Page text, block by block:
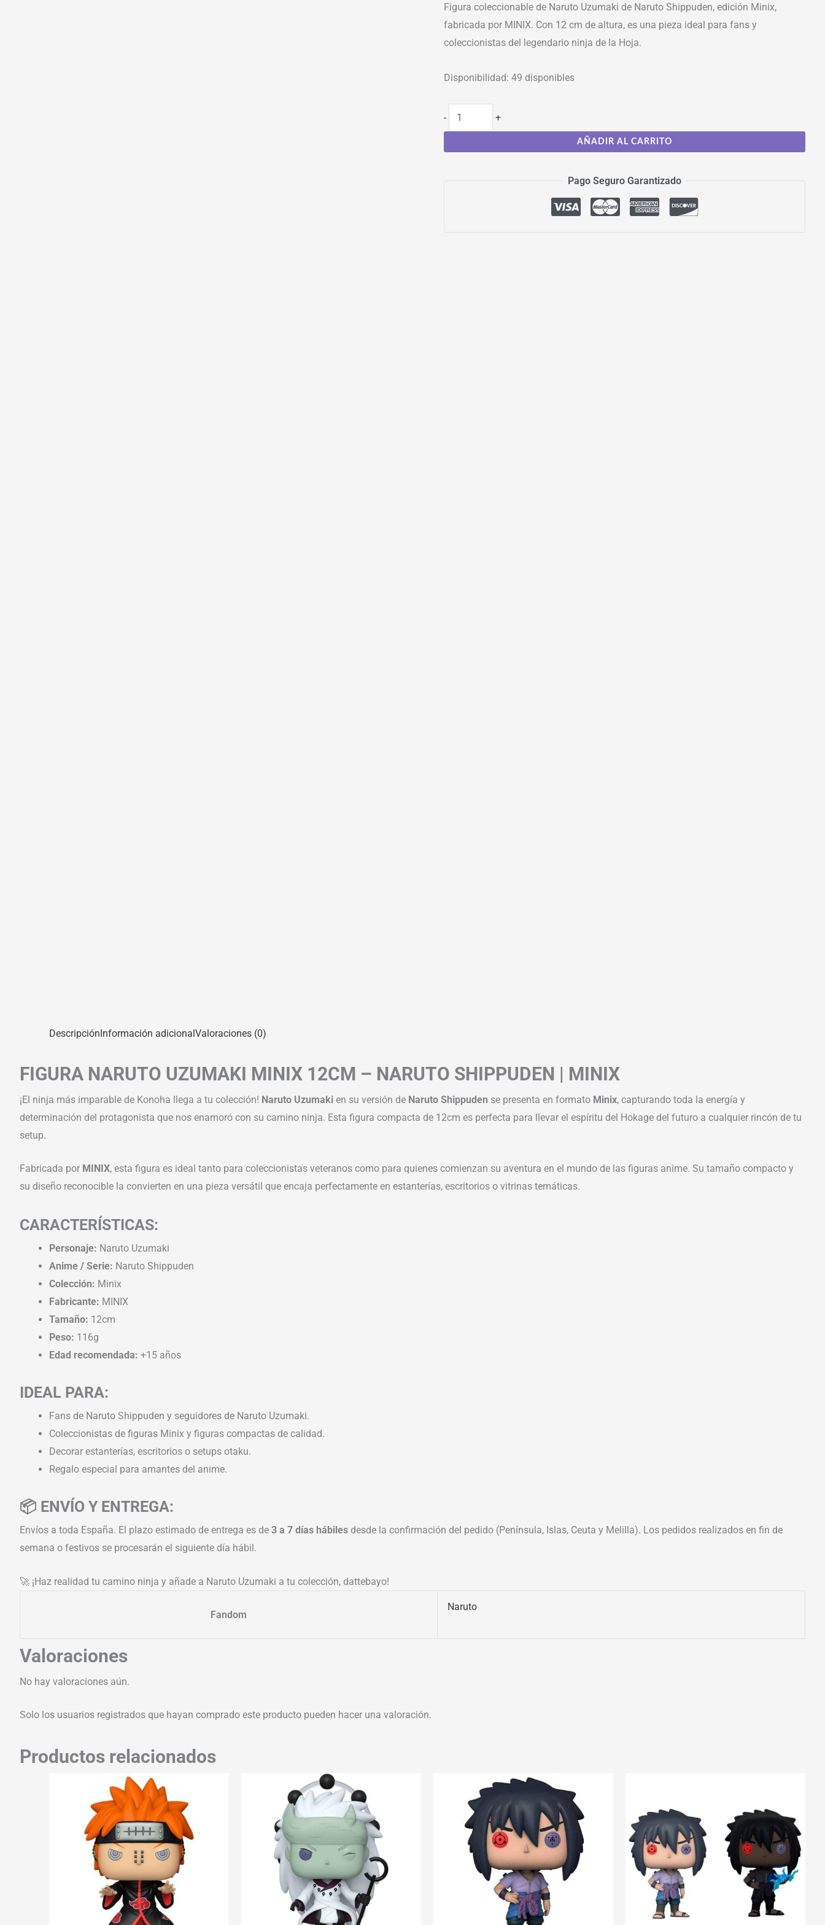
Figura coleccionable de Naruto Uzumaki de Naruto Shippuden, edición Minix,
fabricada por MINIX. Con 12 cm de altura, es una pieza ideal para fans y
coleccionistas del legendario ninja de la Hoja.
Disponibilidad: 49 disponibles
- +
AÑADIR AL CARRITO
Pago Seguro Garantizado
DescripciónInformación adicionalValoraciones (0)
FIGURA NARUTO UZUMAKI MINIX 12CM – NARUTO SHIPPUDEN | MINIX
¡El ninja más imparable de Konoha llega a tu colección! Naruto Uzumaki en su versión de Naruto Shippuden se presenta en formato Minix, capturando toda la energía y
determinación del protagonista que nos enamoró con su camino ninja. Esta figura compacta de 12cm es perfecta para llevar el espíritu del Hokage del futuro a cualquier rincón de tu
setup.
Fabricada por MINIX, esta figura es ideal tanto para coleccionistas veteranos como para quienes comienzan su aventura en el mundo de las figuras anime. Su tamaño compacto y
su diseño reconocible la convierten en una pieza versátil que encaja perfectamente en estanterías, escritorios o vitrinas temáticas.
CARACTERÍSTICAS:
Personaje: Naruto Uzumaki
Anime / Serie: Naruto Shippuden
Colección: Minix
Fabricante: MINIX
Tamaño: 12cm
Peso: 116g
Edad recomendada: +15 años
IDEAL PARA:
Fans de Naruto Shippuden y seguidores de Naruto Uzumaki.
Coleccionistas de figuras Minix y figuras compactas de calidad.
Decorar estanterías, escritorios o setups otaku.
Regalo especial para amantes del anime.
📦 ENVÍO Y ENTREGA:
Envíos a toda España. El plazo estimado de entrega es de 3 a 7 días hábiles desde la confirmación del pedido (Península, Islas, Ceuta y Melilla). Los pedidos realizados en fin de
semana o festivos se procesarán el siguiente día hábil.
🚀 ¡Haz realidad tu camino ninja y añade a Naruto Uzumaki a tu colección, dattebayo!
Fandom
Naruto
Valoraciones
No hay valoraciones aún.
Solo los usuarios registrados que hayan comprado este producto pueden hacer una valoración.
Productos relacionados